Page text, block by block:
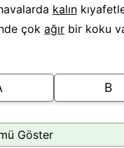
kalın
çok ağır bir koku
B
Göster